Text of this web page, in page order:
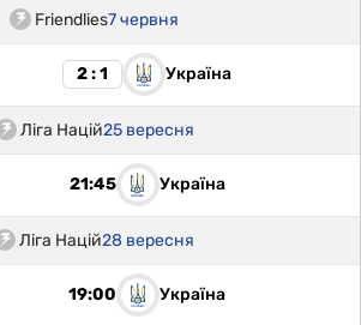
Friendlies7 червня
2 : 1 Україна
Ліга Націй25 вересня
21:45 Україна
Ліга Націй28 вересня
19:00 Україна